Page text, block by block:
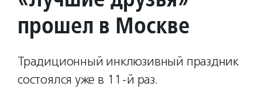
прошел в Москве
Традиционный инклюзивный праздник
состоялся уже в 11-й раз.